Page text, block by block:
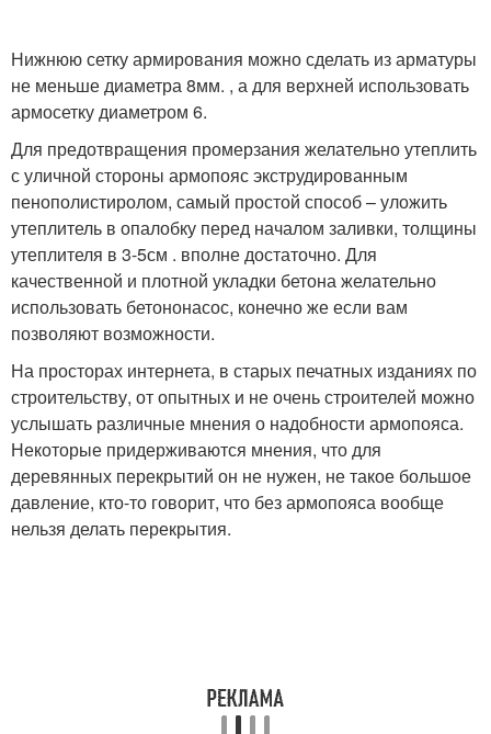
Нижнюю сетку армирования можно сделать из арматуры
не меньше диаметра 8мм. , а для верхней использовать
армосетку диаметром 6.
Для предотвращения промерзания желательно утеплить
с уличной стороны армопояс экструдированным
пенополистиролом, самый простой способ – уложить
утеплитель в опалобку перед началом заливки, толщины
утеплителя в 3-5см . вполне достаточно. Для
качественной и плотной укладки бетона желательно
использовать бетононасос, конечно же если вам
позволяют возможности.
На просторах интернета, в старых печатных изданиях по
строительству, от опытных и не очень строителей можно
услышать различные мнения о надобности армопояса.
Некоторые придерживаются мнения, что для
деревянных перекрытий он не нужен, не такое большое
давление, кто-то говорит, что без армопояса вообще
нельзя делать перекрытия.